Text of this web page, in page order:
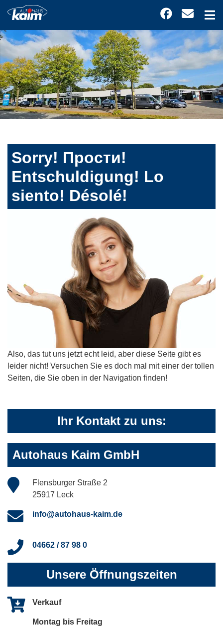
Sorry! Прости!
Entschuldigung! Lo
siento! Désolé!
Also, das tut uns jetzt echt leid, aber diese Seite gibt es
leider nicht! Versuchen Sie es doch mal mit einer der tollen
Seiten, die Sie oben in der Navigation finden!
Ihr Kontakt zu uns:
Autohaus Kaim GmbH
Flensburger Straße 2
25917 Leck
info@autohaus-kaim.de
04662 / 87 98 0
Unsere Öffnungszeiten
Verkauf
Montag bis Freitag